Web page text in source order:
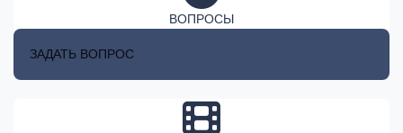
ВОПРОСЫ
ЗАДАТЬ ВОПРОС